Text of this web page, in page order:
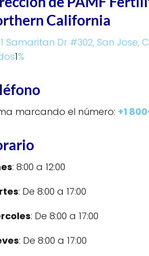
California
Samaritan Dr #302, San Jose,
1%
marcando el número: +1
: 8:00 a 12:00
: De 8:00 a 17:00
: De 8:00 a 17:00
: De 8:00 a 17:00